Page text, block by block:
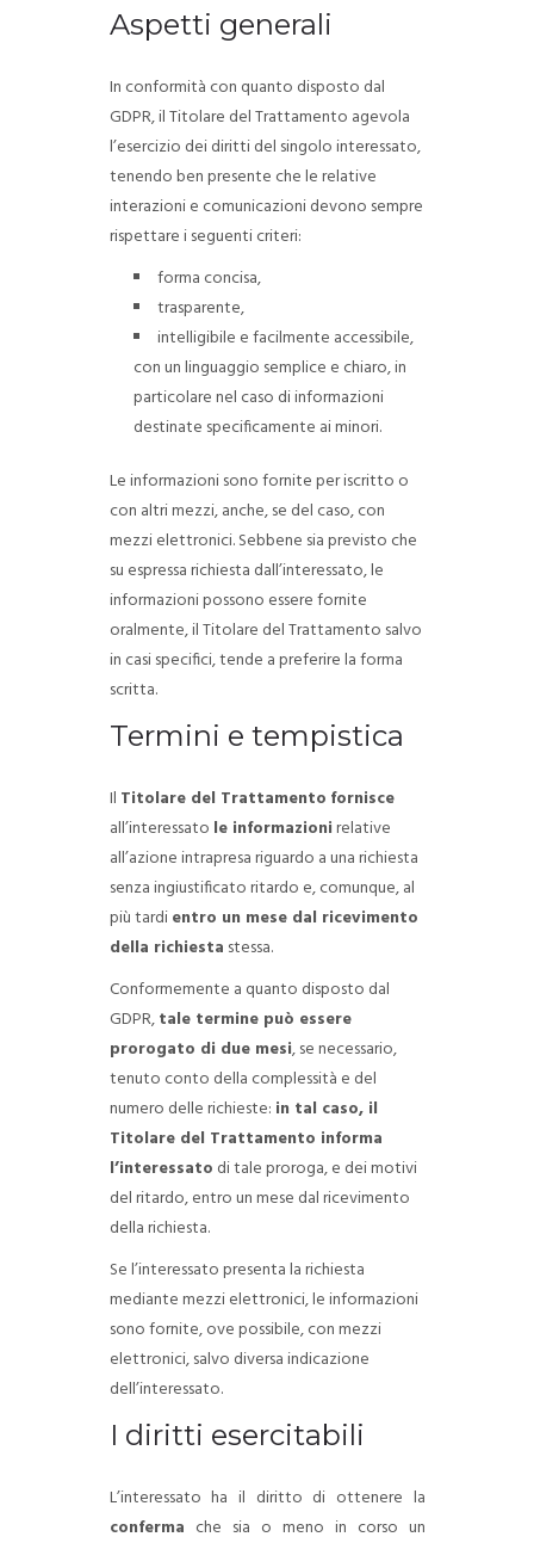
Aspetti generali
In conformità con quanto disposto dal
GDPR, il Titolare del Trattamento agevola
l’esercizio dei diritti del singolo interessato,
tenendo ben presente che le relative
interazioni e comunicazioni devono sempre
rispettare i seguenti criteri:
forma concisa,
trasparente,
intelligibile e facilmente accessibile,
con un linguaggio semplice e chiaro, in
particolare nel caso di informazioni
destinate specificamente ai minori.
Le informazioni sono fornite per iscritto o
con altri mezzi, anche, se del caso, con
mezzi elettronici.Sebbene sia previsto che
su espressa richiesta dall’interessato, le
informazioni possono essere fornite
oralmente, il Titolare del Trattamento salvo
in casi specifici, tende a preferire la forma
scritta.
Termini e tempistica
Il Titolare del Trattamento fornisce
all’interessato le informazionirelative
all’azione intrapresa riguardo a una richiesta
senza ingiustificato ritardo e, comunque, al
più tardientro un mese dal ricevimento
della richiesta stessa.
Conformemente a quanto disposto dal
GDPR,tale termine può essere
prorogato di due mesi, se necessario,
tenuto conto della complessità e del
numero delle richieste: in tal caso, il
Titolare del Trattamento informa
l’interessato di tale proroga, e dei motivi
del ritardo, entro un mese dal ricevimento
della richiesta.
Se l’interessato presenta la richiesta
mediante mezzi elettronici, le informazioni
sono fornite, ove possibile, con mezzi
elettronici, salvo diversa indicazione
dell’interessato.
I diritti esercitabili
L’interessato ha il diritto di ottenere la
conferma che sia o meno in corso un